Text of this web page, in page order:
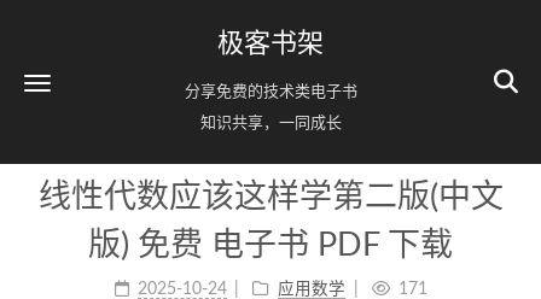
极客书架
分享免费的技术类电子书
知识共享，一同成长
线性代数应该这样学第二版(中文
版) 免费 电子书 PDF 下载
2025-10-24 应用数学 171